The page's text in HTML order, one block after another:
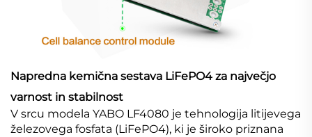
Napredna kemična sestava LiFePO4 za največjo
varnost in stabilnost
V srcu modela YABO LF4080 je tehnologija litijevega
železovega fosfata (LiFePO4), ki je široko priznana